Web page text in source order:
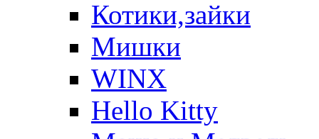
Котики,зайки
Мишки
WINX
Hello Kitty